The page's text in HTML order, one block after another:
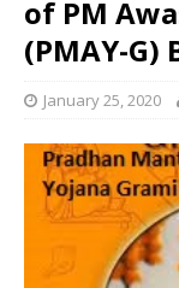
of PM
(PMAY-
January 25, 2020